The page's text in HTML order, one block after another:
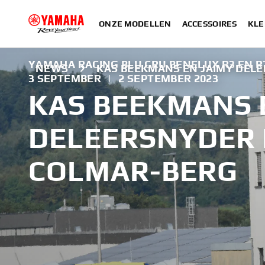
ONZE MODELLEN ACCESSOIRES
NEWS KAS BEEKMANS EN JAIMY
YAMAHA RACING BLU CRU BENELUX R3 EN
3 SEPTEMBER
| 2 SEPTEMBER 2023
KAS BEEKMANS
COLMAR-BERG